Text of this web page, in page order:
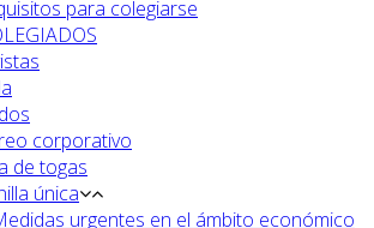
para colegiarse
corporativo
de togas
única
urgentes en el ámbito económico